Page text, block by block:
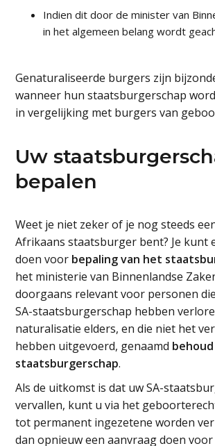
Indien dit door de minister van
in het algemeen belang wordt
Genaturaliseerde burgers zijn
wanneer hun staatsburgerschap
in vergelijking met burgers van
Uw
bepalen
Weet je niet zeker of je nog steeds
Afrikaans staatsburger bent? Je kunt
doen voor bepaling van het
het ministerie van Binnenlandse
doorgaans relevant voor personen
SA-staatsburgerschap hebben
naturalisatie elders, en die niet het
hebben uitgevoerd, genaamd
staatsburgerschap.
Als de uitkomst is dat uw SA-
vervallen, kunt u via het
tot permanent ingezetene worden
dan opnieuw een aanvraag doen